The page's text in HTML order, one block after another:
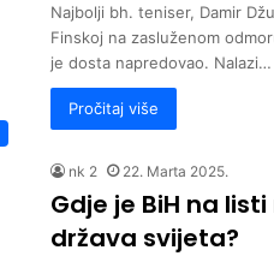
Najbolji bh. teniser, Damir
Finskoj na zasluženom
je dosta napredovao. Nalazi…
Pročitaj više
nk 2 22. Marta 2025.
Gdje je BiH na
država svijeta?